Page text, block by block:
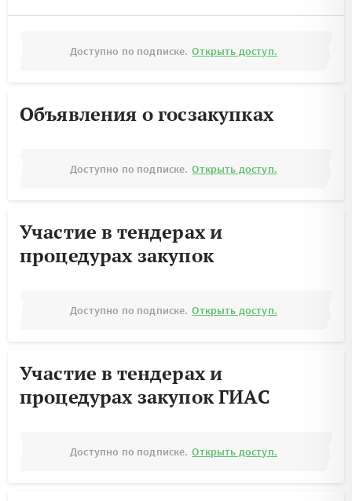
Доступно по подписке. Открыть доступ.
Объявления о госзакупках
Доступно по подписке. Открыть доступ.
Участие в тендерах и
процедурах закупок
Доступно по подписке. Открыть доступ.
Участие в тендерах и
процедурах закупок ГИАС
Доступно по подписке. Открыть доступ.